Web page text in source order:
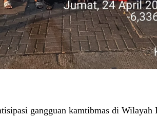
gangguan kamtibmas di Wilayah